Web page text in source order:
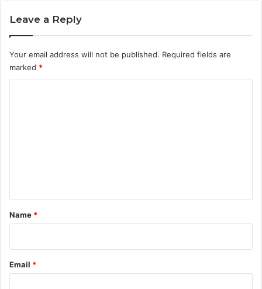
Leave a Reply
Your email address will not be published. Required fields are
marked *
*
Name *
Email *